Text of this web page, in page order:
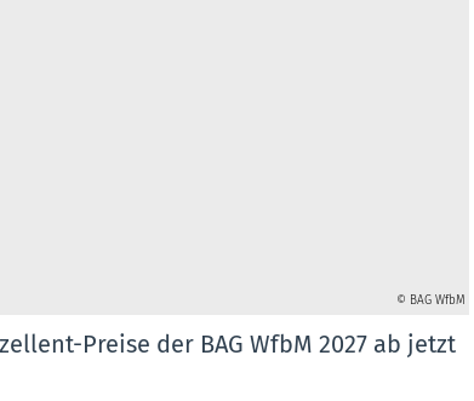
© BAG WfbM
Preise der BAG WfbM 2027 ab jetzt